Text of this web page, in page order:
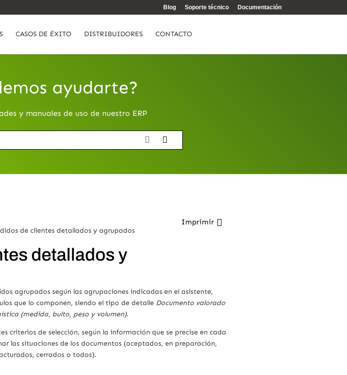
Blog Soporte técnico Documentación
CASOS DE ÉXITO DISTRIBUIDORES CONTACTO
ayudarte?
y manuales de uso de nuestro ERP
de clientes detallados y agrupados
Imprimir
detallados y
agrupados según las agrupaciones indicadas en el asistente,
que lo componen, siendo el tipo de detalle Documento valorado
(medida, bulto, peso y volumen).
criterios de selección, según la información que se precise en cada
las situaciones de los documentos (aceptados, en preparación,
cerrados o todos).